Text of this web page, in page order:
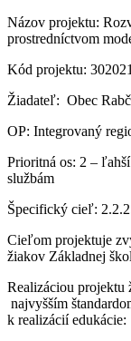
Názov projektu:
prostredníctvom
Kód projektu:
Žiadateľ: Obec
OP: Integrovaný
Prioritná os: 2 –
službám
Špecifický cieľ:
Cieľom projektuje
žiakov Základnej
Realizáciou projektu
najvyšším
k realizácií edukácie: